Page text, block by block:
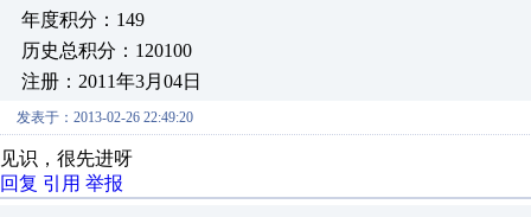
年度积分：149
历史总积分：120100
注册：2011年3月04日
发表于：2013-02-26 22:49:20
见识，很先进呀
回复 引用 举报